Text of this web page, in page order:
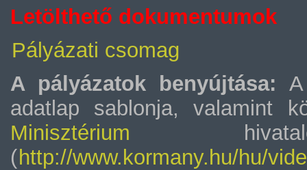
Letölthető dokumentumok
Pályázati csomag
A pályázatok benyújtása:
adatlap sablonja, valamint
Minisztérium
(http://www.kormany.hu/hu/